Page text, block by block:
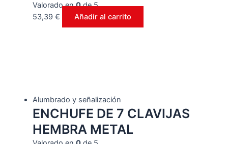
Valorado en0de 5
53,39 € Añadir al carrito
Alumbrado y señalización
ENCHUFE DE 7 CLAVIJAS
HEMBRA METAL